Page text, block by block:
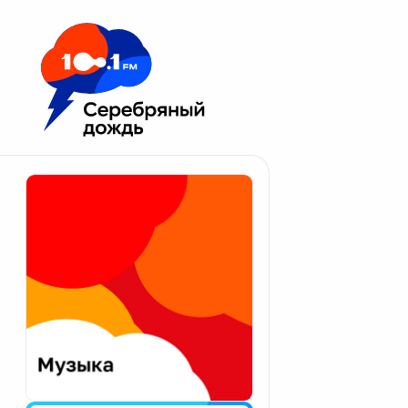
Москва 100.1 FM
Апатиты
Екатеринбург
Калининград
Калуга